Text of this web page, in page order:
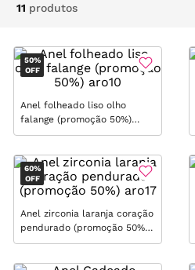
11 produtos
50%
OFF
Anel folheado liso olho
falange (promoção 50%)
aro10
60%
OFF
Anel zirconia laranja coração
pendurado (promoção 50%)
aro17